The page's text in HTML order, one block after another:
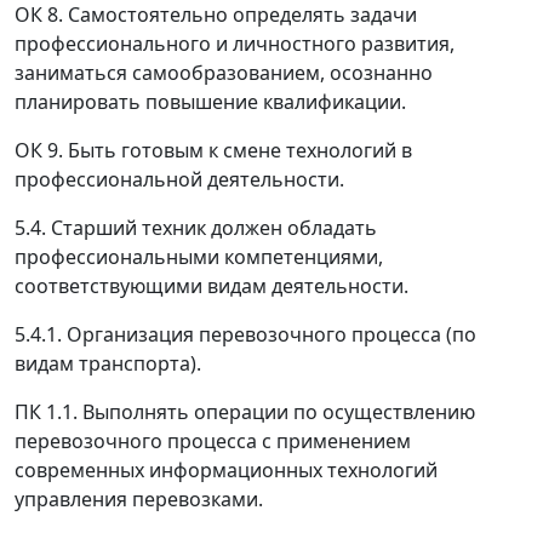
ОК 8. Самостоятельно определять задачи
профессионального и личностного развития,
заниматься самообразованием, осознанно
планировать повышение квалификации.
ОК 9. Быть готовым к смене технологий в
профессиональной деятельности.
5.4. Старший техник должен обладать
профессиональными компетенциями,
соответствующими видам деятельности.
5.4.1. Организация перевозочного процесса (по
видам транспорта).
ПК 1.1. Выполнять операции по осуществлению
перевозочного процесса с применением
современных информационных технологий
управления перевозками.